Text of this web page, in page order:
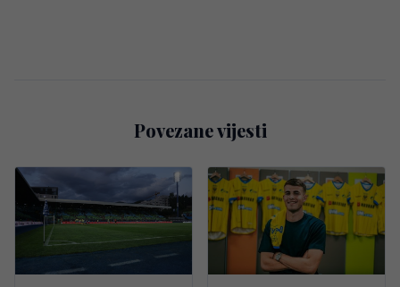
Povezane vijesti